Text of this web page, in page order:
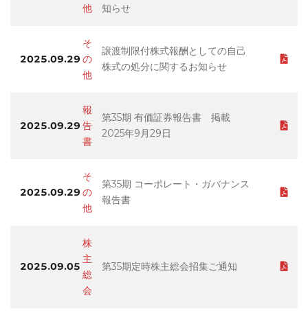
他
知らせ
2025.09.29
そ
の
他
譲渡制限付株式報酬としての自己
株式の処分に関するお知らせ
2025.09.29
報
告
書
第35期 有価証券報告書 掲載
2025年9月29日
2025.09.29
そ
の
他
第35期 コーポレート・ガバナンス
報告書
2025.09.05
株
主
総
会
第35期定時株主総会招集ご通知